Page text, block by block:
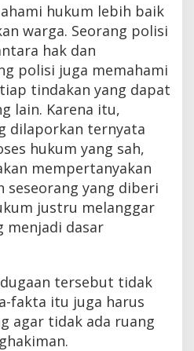
hukum lebih baik
warga. Seorang polisi
hak dan
polisi juga memahami
tindakan yang dapat
lain. Karena itu,
dilaporkan ternyata
hukum yang sah,
mempertanyakan
seseorang yang diberi
justru melanggar
menjadi dasar
tersebut tidak
fakta itu juga harus
agar tidak ada ruang